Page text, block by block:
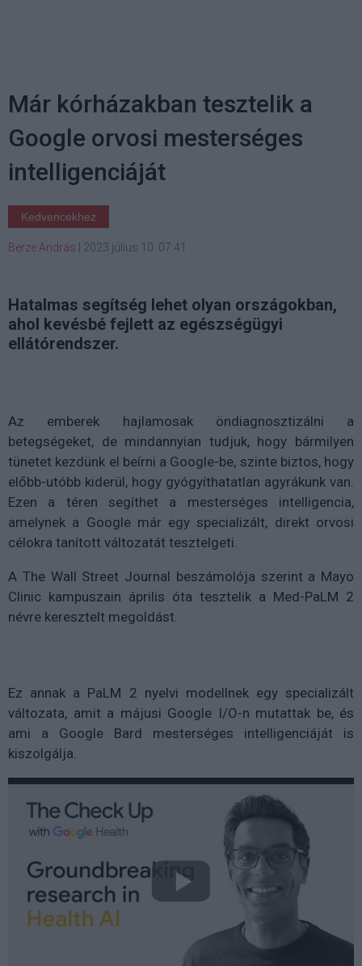
Már kórházakban tesztelik a
Google orvosi mesterséges
intelligenciáját
Kedvencekhez
Berze András 2023 július 10. 07:41
Hatalmas segítség lehet olyan országokban,
ahol kevésbé fejlett az egészségügyi
ellátórendszer.
Az emberek hajlamosak öndiagnosztizálni a
betegségeket, de mindannyian tudjuk, hogy bármilyen
tünetet kezdünk el beírni a Google-be, szinte biztos, hogy
előbb-utóbb kiderül, hogy gyógyíthatatlan agyrákunk van.
Ezen a téren segíthet a mesterséges intelligencia,
amelynek a Google már egy specializált, direkt orvosi
célokra tanított változatát tesztelgeti.
A The Wall Street Journal beszámolója szerint a Mayo
Clinic kampuszain április óta tesztelik a Med-PaLM 2
névre keresztelt megoldást.
Ez annak a PaLM 2 nyelvi modellnek egy specializált
változata, amit a májusi Google I/O-n mutattak be, és
ami a Google Bard mesterséges intelligenciáját is
kiszolgálja.